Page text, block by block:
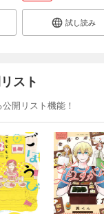
試し読み
スト
開リスト機能！